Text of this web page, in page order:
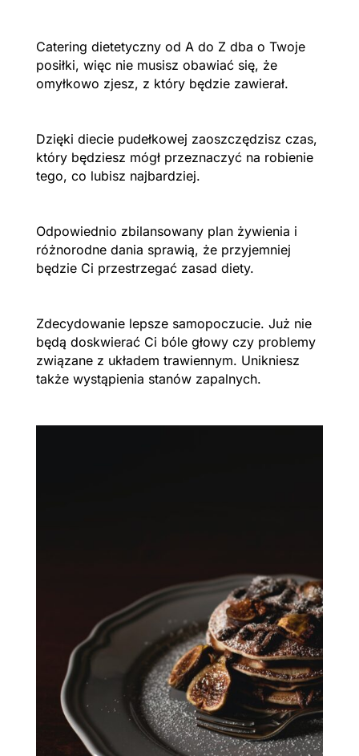
Catering dietetyczny od A do Z dba o Twoje
posiłki, więc nie musisz obawiać się, że
omyłkowo zjesz, z który będzie zawierał.
Dzięki diecie pudełkowej zaoszczędzisz czas,
który będziesz mógł przeznaczyć na robienie
tego, co lubisz najbardziej.
Odpowiednio zbilansowany plan żywienia i
różnorodne dania sprawią, że przyjemniej
będzie Ci przestrzegać zasad diety.
Zdecydowanie lepsze samopoczucie. Już nie
będą doskwierać Ci bóle głowy czy problemy
związane z układem trawiennym. Unikniesz
także wystąpienia stanów zapalnych.